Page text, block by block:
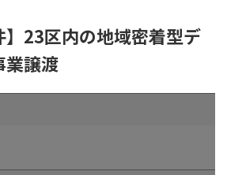
】23区内の地域密着型デ
業譲渡